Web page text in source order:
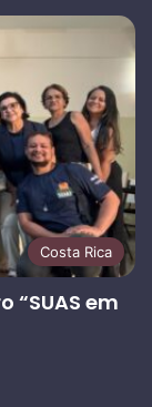
Costa Rica
em